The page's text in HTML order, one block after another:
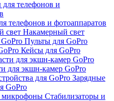
телефонов и фотоаппаратов
Накамерный свет
Пульты для GoPro
Кейсы для GoPro
для экшн-камер GoPro
Зарядные
GoPro
Стабилизаторы и